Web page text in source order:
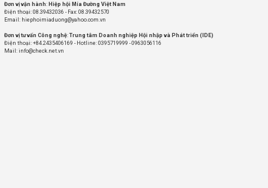
Đơn vị vận hành: Hiệp hội Mía Đường Việt Nam
Điện thoại: 08.39432036 - Fax: 08.39432570
Email: hiephoimiaduong@yahoo.com.vn
Đơn vị tư vấn Công nghệ:Trung tâm Doanh nghiệp Hội nhập và Phát triển (IDE)
Điện thoại: +84.2435406169 - Hotline: 0395719999 - 0963056116
Mail: info@check.net.vn